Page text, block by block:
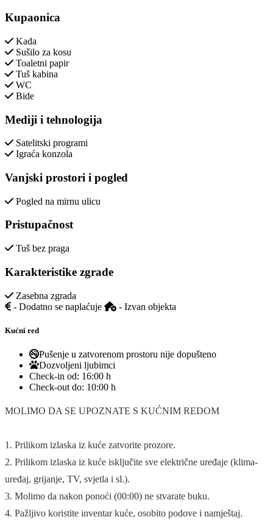
Kupaonica
Kada
Sušilo za kosu
Toaletni papir
Tuš kabina
WC
Bide
Mediji i tehnologija
Satelitski programi
Igraća konzola
Vanjski prostori i pogled
Pogled na mirnu ulicu
Pristupačnost
Tuš bez praga
Karakteristike zgrade
Zasebna zgrada
- Dodatno se naplaćuje
- Izvan objekta
Kućni red
Pušenje u zatvorenom prostoru nije dopušteno
Dozvoljeni ljubimci
Check-in od: 16:00 h
Check-out do: 10:00 h
MOLIMO DA SE UPOZNATE S KUĆNIM REDOM
1. Prilikom izlaska iz kuće zatvorite prozore.
2. Prilikom izlaska iz kuće isključite sve električne uređaje (klima-
uređaj, grijanje, TV, svjetla i sl.).
3. Molimo da nakon ponoći (00:00) ne stvarate buku.
4. Pažljivo koristite inventar kuće, osobito podove i namještaj.